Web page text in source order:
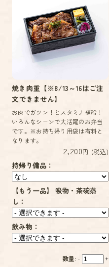
焼き肉重【※8/13～16はご注
文できません】
お肉でガツン！とスタミナ補給！
いろんなシーンで大活躍のお弁当
です。※お持ち帰り用袋は有料と
なります。
2,200円 (税込)
持帰り備品：
【もう一品】 吸物・茶碗蒸
し：
飲み物：
数量: - +